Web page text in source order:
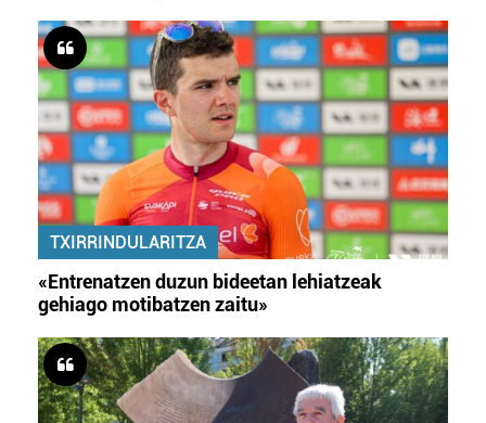
TXIRRINDULARITZA
«Entrenatzen duzun bideetan lehiatzeak
gehiago motibatzen zaitu»